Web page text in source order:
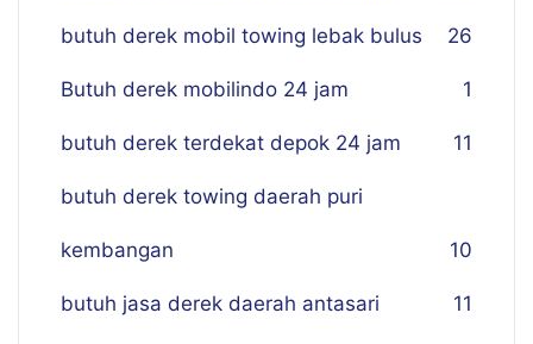
butuh derek mobil towing lebak bulus 26
Butuh derek mobilindo 24 jam 1
butuh derek terdekat depok 24 jam 11
butuh derek towing daerah puri
kembangan 10
butuh jasa derek daerah antasari 11